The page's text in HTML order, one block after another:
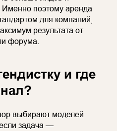
Именно поэтому аренда
для компаний,
результата от
форума.
и где
выбирают моделей
задача —